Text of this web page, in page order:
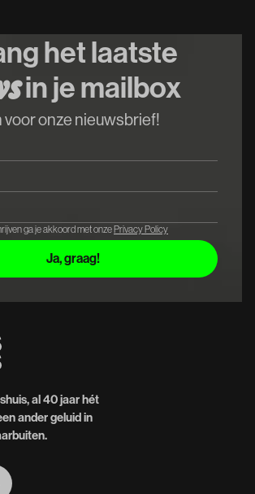
het laatste
sin je mailbox
voor onze nieuwsbrief!
ga je akkoord met onze Privacy Policy
al 40 jaar hét
ander geluid in